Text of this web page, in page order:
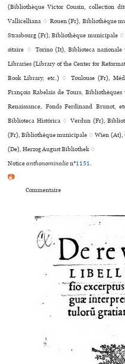
(Bibliothèque Victor Cousin, collection
Vallicelliana ♢ Rouen (Fr), Bibliothèque
Strasbourg (Fr), Bibliothèque muni­ci­pale
si­taire ♢ Torino (It), Biblioteca
Libraries (Library of the Center for
Book Library, etc.) ♢ Toulouse (Fr),
François Rabelais de Tours,
Renaissance, Fonds Ferdinand Brunot,
Biblioteca Histórica ♢ Verdun (Fr),
(Fr), Bibliothèque muni­ci­pale ♢ Wien (At),
(De), Herzog August Bibliothek ♢
Noticeanthonominalien°1151.
📷
Commentaire